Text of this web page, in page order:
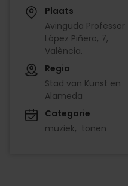
Plaats
Avinguda Professor
López Piñero, 7,
València.
Regio
Stad van Kunst en
Alameda
Categorie
muziek
tonen